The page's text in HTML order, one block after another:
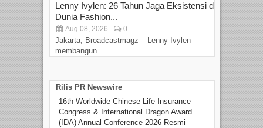
Lenny Ivylen: 26 Tahun Jaga Eksistensi di
Dunia Fashion...
Aug 08, 2026 0
Jakarta, Broadcastmagz – Lenny Ivylen
membangun...
Rilis PR Newswire
16th Worldwide Chinese Life Insurance
Congress & International Dragon Award
(IDA) Annual Conference 2026 Resmi